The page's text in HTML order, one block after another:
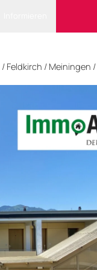
/ Feldkirch / Meiningen /